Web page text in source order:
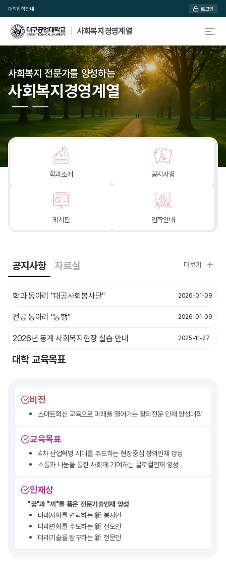
대학입학안내 로그인
사회복지경영계열
사회복지 전문가를 양성하는
사회복지경영계열
사회복지 전문가를 양성하는
사회복지경영계열
학과소개 공지사항
게시판 입학안내
공지사항 자료실
학과 동아리 "대공사회봉사단" 2026-01-09
전공 동아리 "동행" 2026-01-09
2026년 동계 사회복지현장 실습 안내 2025-11-27
더보기
대학 교육목표
비전
스마트혁신 교육으로 미래를 열어가는 창의전문 인재 양성대학
교육목표
4차 산업혁명 시대를 주도하는 현장중심 창의인재 양성
소통과 나눔을 통한 사회에 기여하는 글로컬인재 양성
인재상
"꿈"과 "끼"를 품은 전문기술인재 양성
미래사회를 변혁하는 新 봉사인
미래변화를 주도하는 新 선도인
미래기술을 탐구하는 新 전문인